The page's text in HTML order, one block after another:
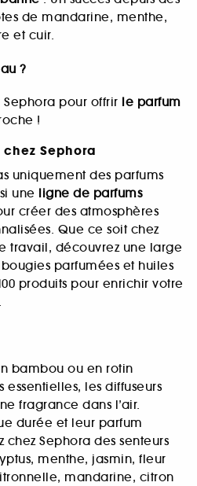
de mandarine, menthe,
et cuir.
?
Sephora pour offrir le parfum
!
Sephora
uniquement des parfums
une ligne de parfums
créer des atmosphères
Que ce soit chez
travail, découvrez une large
parfumées et huiles
produits pour enrichir votre
bambou ou en rotin
essentielles, les diffuseurs
fragrance dans l’air.
durée et leur parfum
chez Sephora des senteurs
menthe, jasmin, fleur
mandarine, citron